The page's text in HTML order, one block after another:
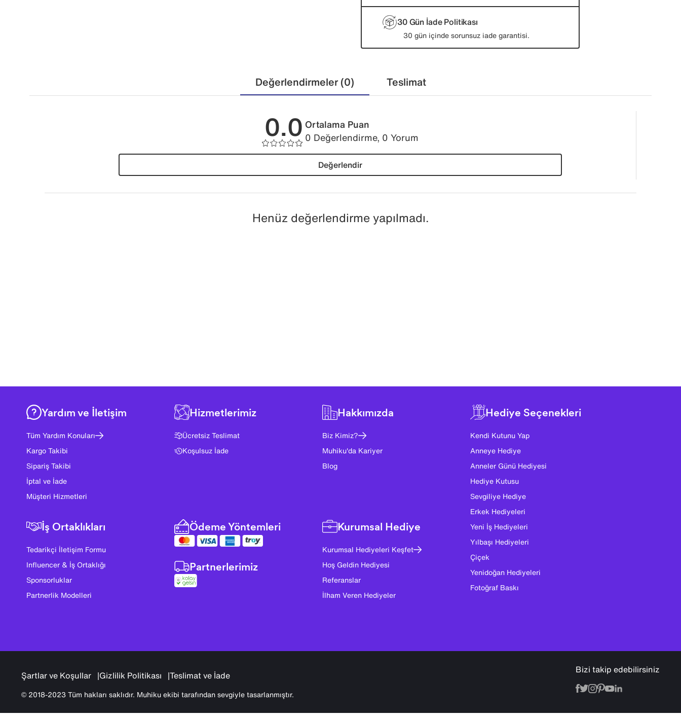
30 Gün İade Politikası
30 gün içinde sorunsuz iade garantisi.
Değerlendirmeler (0) Teslimat
0.0 Ortalama Puan
0 Değerlendirme, 0 Yorum
Değerlendir
Henüz değerlendirme yapılmadı.
Yardım ve İletişim
Tüm Yardım Konuları
Kargo Takibi
Sipariş Takibi
İptal ve İade
Müşteri Hizmetleri
İş Ortaklıkları
Tedarikçi İletişim Formu
Influencer & İş Ortaklığı
Sponsorluklar
Partnerlik Modelleri
Hizmetlerimiz
Ücretsiz Teslimat
Koşulsuz İade
Ödeme Yöntemleri
Partnerlerimiz
Hakkımızda
Biz Kimiz?
Muhiku'da Kariyer
Blog
Kurumsal Hediye
Kurumsal Hediyeleri Keşfet
Hoş Geldin Hediyesi
Referanslar
İlham Veren Hediyeler
Hediye Seçenekleri
Kendi Kutunu Yap
Anneye Hediye
Anneler Günü Hediyesi
Hediye Kutusu
Sevgiliye Hediye
Erkek Hediyeleri
Yeni İş Hediyeleri
Yılbaşı Hediyeleri
Çiçek
Yenidoğan Hediyeleri
Fotoğraf Baskı
Şartlar ve Koşullar Gizlilik Politikası Teslimat ve İade
© 2018-2023 Tüm hakları saklıdır. Muhiku ekibi tarafından sevgiyle tasarlanmıştır.
Bizi takip edebilirsiniz